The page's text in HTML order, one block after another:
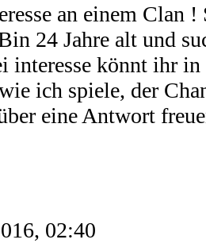
an einem Clan
24 Jahre alt und
interesse könnt ihr
ich spiele, der
eine Antwort
02:40